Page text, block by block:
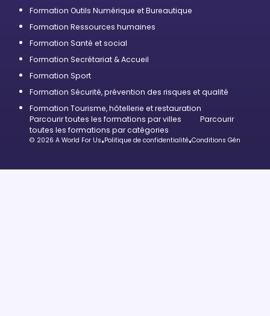
Formation Outils Numérique et Bureautique
Formation Ressources humaines
Formation Santé et social
Formation Secrétariat & Accueil
Formation Sport
Formation Sécurité, prévention des risques et qualité
Formation Tourisme, hôtellerie et restauration
Parcourir toutes les formations par villes
Parcourir
toutes les formations par catégories
© 2026 A World For Us•Politique de confidentialité•Conditions Générales